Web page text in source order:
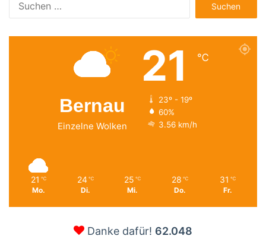
nach:
Bernau
Einzelne Wolken
21 ℃
23º - 19º
60%
3.56 km/h
21 ℃
Mo.
24 ℃
Di.
25 ℃
Mi.
28 ℃
Do.
31 ℃
Fr.
Danke dafür! 62.048